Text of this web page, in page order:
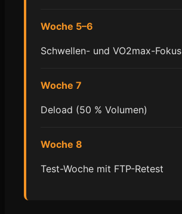
Woche 5–6
Schwellen- und VO2max-Fokus
Woche 7
Deload (50 % Volumen)
Woche 8
Test-Woche mit FTP-Retest